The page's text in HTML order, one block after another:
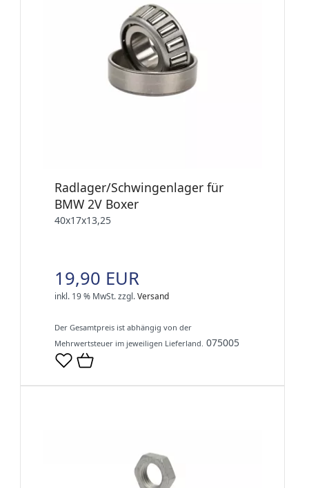
Radlager/Schwingenlager für
BMW 2V Boxer
40x17x13,25
19,90 EUR
inkl. 19 % MwSt.zzgl.Versand
Der Gesamtpreis ist abhängig von der
Mehrwertsteuer im jeweiligen Lieferland. 075005